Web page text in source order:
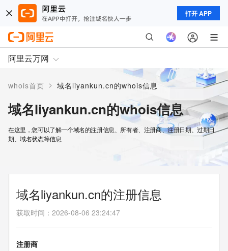
打开 APP
阿里云万网
whois首页 > 域名liyankun.cn的whois信息
域名liyankun.cn的whois信息
在这里，您可以了解一个域名的注册信息、所有者、注册商、注册日期、过期日
期、域名状态等信息
域名liyankun.cn的注册信息
获取时间 ： 2026-08-06 23:24:47
注册商